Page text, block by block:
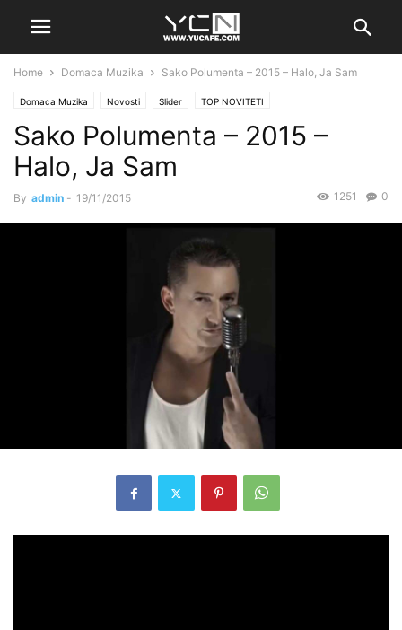
Home Domaca Muzika Sako Polumenta – 2015 – Halo, Ja Sam
Domaca Muzika Novosti Slider TOP NOVITETI
Sako Polumenta – 2015 –
Halo, Ja Sam
By admin - 19/11/2015 0
1251